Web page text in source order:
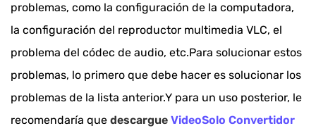
problemas, como la configuración de la computadora,
la configuración del reproductor multimedia VLC, el
problema del códec de audio, etc.Para solucionar estos
problemas, lo primero que debe hacer es solucionar los
problemas de la lista anterior.Y para un uso posterior, le
recomendaría que descargue VideoSolo Convertidor